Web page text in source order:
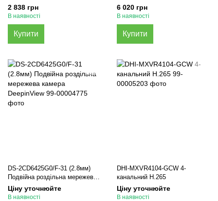
2 838 грн
В наявності
Купити
Автомобільний реєстратор
6 020 грн
В наявності
Купити
DS-2CD6425G0/F-31 (2.8мм)
Подвійна роздільна мережева
камера DeepinView
Ціну уточнюйте
В наявності
DHI-MXVR4104-GCW 4-
канальний H.265
Ціну уточнюйте
В наявності